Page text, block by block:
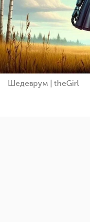
Шедеврум | theGirl